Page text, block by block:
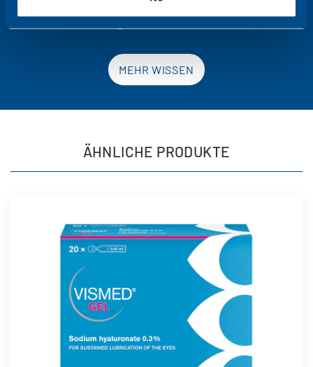
unsere Augenheilkunde-Seite.
MEHR WISSEN
ÄHNLICHE PRODUKTE